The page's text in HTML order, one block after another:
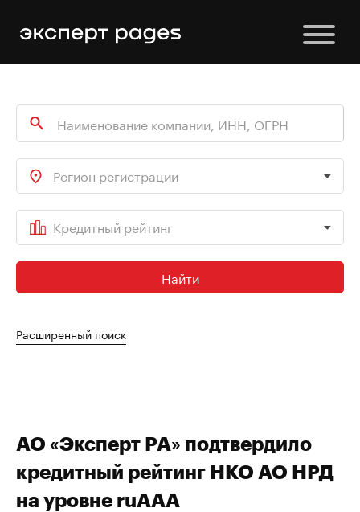
Регион регистрации
Кредитный рейтинг
Найти
Расширенный поиск
АО «Эксперт РА» подтвердило
кредитный рейтинг НКО АО НРД
на уровне ruAAA